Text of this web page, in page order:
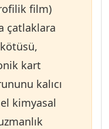
film)
çatlaklara
kart
kalıcı
kimyasal